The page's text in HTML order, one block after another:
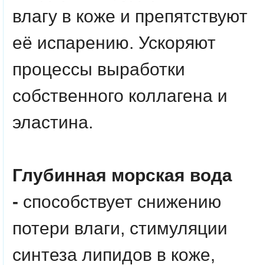
влагу в коже и препятствуют
её испарению. Ускоряют
процессы выработки
собственного коллагена и
эластина.
Глубинная морская вода
- способствует снижению
потери влаги, стимуляции
синтеза липидов в коже,